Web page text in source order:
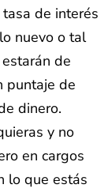
de interés
nuevo o tal
de
puntaje de
dinero.
y no
en cargos
lo que estás